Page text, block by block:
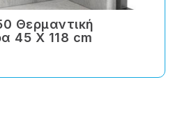
Θερμαντική
45 X 118 cm